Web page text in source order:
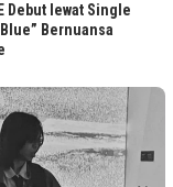
Debut lewat Single
Bernuansa